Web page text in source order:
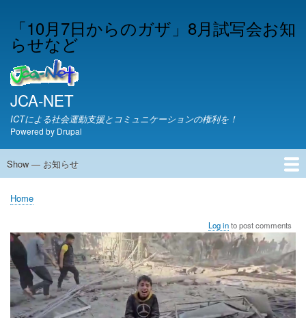
to
main
「10月7日からのガザ」8月試写会お知
らせなど
JCA-NET
ICTによる社会運動支援とコミュニケーションの権利を！
Powered by Drupal
お
ら
Show — お知らせ
JCA-NETからのお知らせ
Breadcrumb
Home
Log into post comments